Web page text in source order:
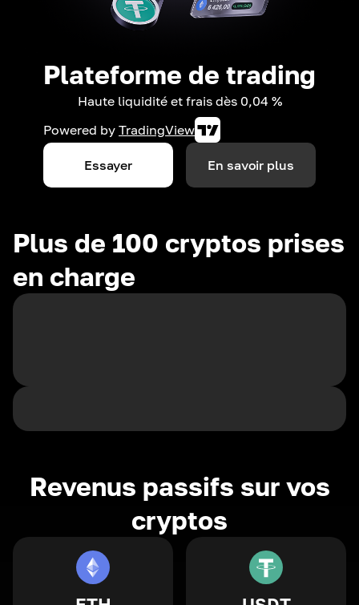
Plateforme de trading
Haute liquidité et frais dès 0,04 %
Powered by TradingView
Essayer En savoir plus
Plus de 100 cryptos prises
en charge
Revenus passifs sur vos
cryptos